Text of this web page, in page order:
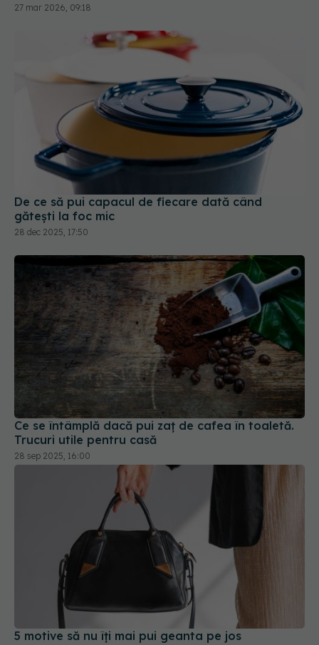
27 mar 2026, 09:18
De ce să pui capacul de fiecare dată când
gătești la foc mic
28 dec 2025, 17:50
Ce se întâmplă dacă pui zaț de cafea în toaletă.
Trucuri utile pentru casă
28 sep 2025, 16:00
5 motive să nu îți mai pui geanta pe jos